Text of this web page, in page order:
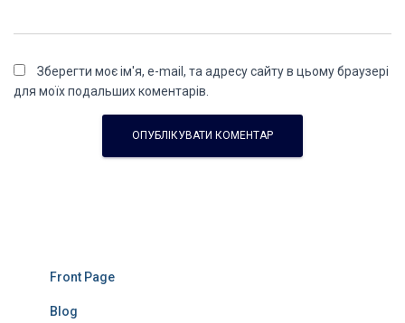
Зберегти моє ім'я, e-mail, та адресу сайту в цьому браузері
для моїх подальших коментарів.
Front Page
Blog